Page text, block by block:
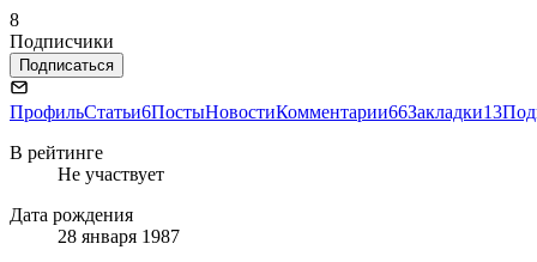
8
Подписчики
Подписаться
ПрофильСтатьи6ПостыНовостиКомментарии66Закладки13
В рейтинге
Не участвует
Дата рождения
28 января 1987